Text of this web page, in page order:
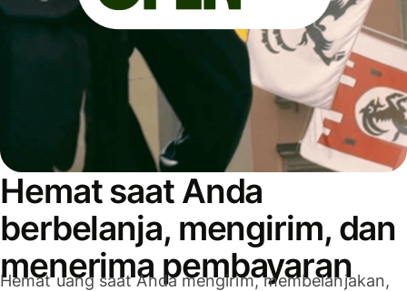
Hemat saat Anda
berbelanja, mengirim, dan
menerima pembayaran
Hemat uang saat Anda mengirim, membelanjakan,